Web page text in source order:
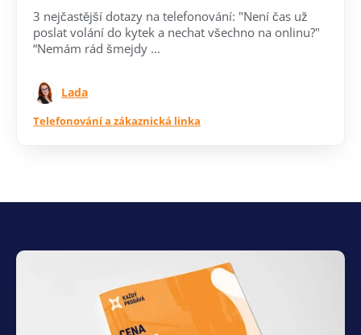
3 nejčastější dotazy na telefonování: "Není čas už
poslat volání do kytek a nechat všechno na onlinu?"
“Nemám rád šmejdy ...
Lada
Telefonování a zákaznická linka